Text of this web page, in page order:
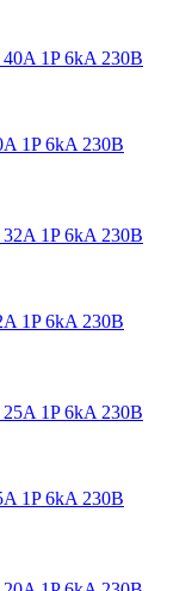
1P 6kA 230В
1P 6kA 230В
1P 6kA 230В